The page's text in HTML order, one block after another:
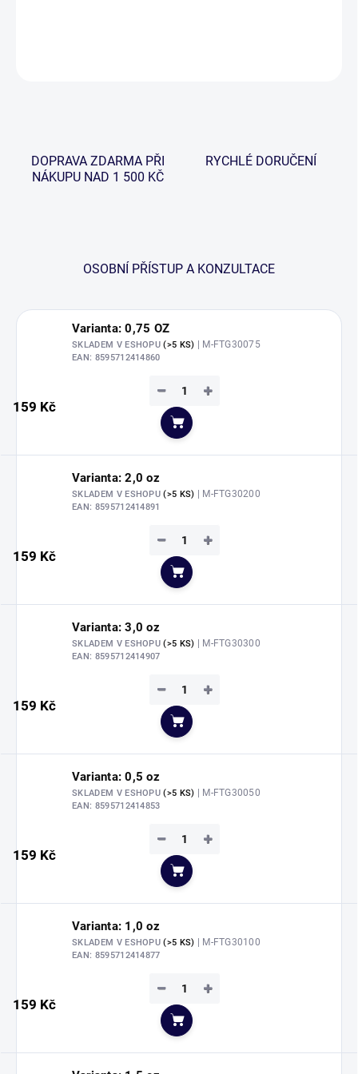
DOPRAVA ZDARMA PŘI
NÁKUPU NAD 1 500 KČ
RYCHLÉ DORUČENÍ
OSOBNÍ PŘÍSTUP A KONZULTACE
Varianta: 0,75 OZ
SKLADEM V ESHOPU(>5 KS) | M-FTG30075
EAN: 8595712414860
159 Kč
+
−
Do košíku
Varianta: 2,0 oz
SKLADEM V ESHOPU(>5 KS) | M-FTG30200
EAN: 8595712414891
159 Kč
+
−
Do košíku
Varianta: 3,0 oz
SKLADEM V ESHOPU(>5 KS) | M-FTG30300
EAN: 8595712414907
159 Kč
+
−
Do košíku
Varianta: 0,5 oz
SKLADEM V ESHOPU(>5 KS) | M-FTG30050
EAN: 8595712414853
159 Kč
+
−
Do košíku
Varianta: 1,0 oz
SKLADEM V ESHOPU(>5 KS) | M-FTG30100
EAN: 8595712414877
159 Kč
+
−
Do košíku